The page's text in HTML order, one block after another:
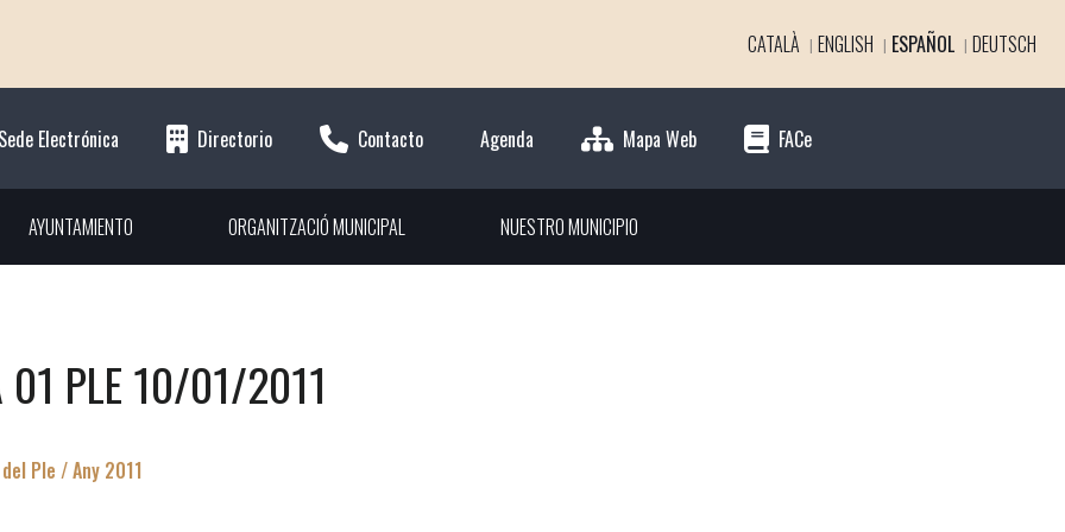
CATALÀ ENGLISH ESPAÑOL DEUTSCH
Sede Electrónica Directorio Contacto Agenda Mapa Web FACe
AYUNTAMIENTO ORGANITZACIÓ MUNICIPAL NUESTRO MUNICIPIO
01 PLE 10/01/2011
Ple / Any 2011